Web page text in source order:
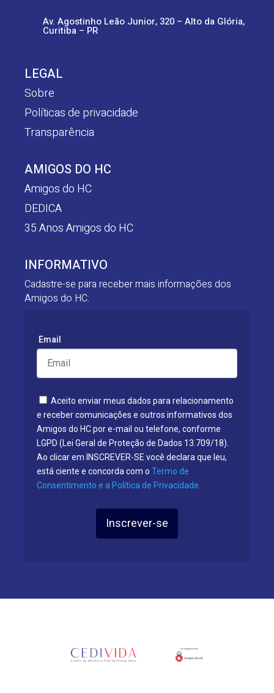
Av. Agostinho Leão Junior, 320 – Alto da Glória,
Curitiba – PR
LEGAL
Sobre
Políticas de privacidade
Transparência
AMIGOS DO HC
Amigos do HC
DEDICA
35 Anos Amigos do HC
INFORMATIVO
Cadastre-se para receber mais informações dos
Amigos do HC:
Email
Aceito enviar meus dados para relacionamento
e receber comunicações e outros informativos dos
Amigos do HC por e-mail ou telefone, conforme
LGPD (Lei Geral de Proteção de Dados 13.709/18).
Ao clicar em INSCREVER-SE você declara que leu,
está ciente e concorda com o Termo de
Consentimento e a Política de Privacidade.
Inscrever-se